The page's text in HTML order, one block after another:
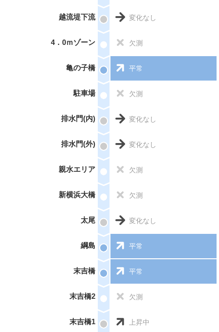
越流堤下流 変化なし
4．0ｍゾーン 欠測
亀の子橋 平常
駐車場 欠測
排水門(内) 変化なし
排水門(外) 変化なし
親水エリア 欠測
新横浜大橋 欠測
太尾 変化なし
綱島 平常
末吉橋 平常
末吉橋2 欠測
末吉橋1 上昇中